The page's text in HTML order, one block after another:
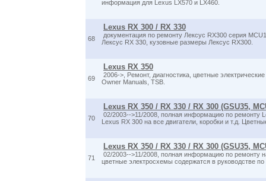
информация для Lexus LX570 и LX460.
68
Lexus RX 300 / RX 330
документация по ремонту Лексус RX300 серия
Лексус RX 330, кузовные размеры Лексус RX300.
69
Lexus RX 350
2006->, Ремонт, диагностика, цветные
Owner Manuals, TSB.
70
Lexus RX 350 / RX 330 / RX 300 (GSU35,
02/2003-->11/2008, полная информацию по ремонту
Lexus RX 300 на все двигатели, коробки и т.д.
71
Lexus RX 350 / RX 330 / RX 300 (GSU35,
02/2003-->11/2008, полная информацию по ремонту
цветные электросхемы содержатся в руководстве